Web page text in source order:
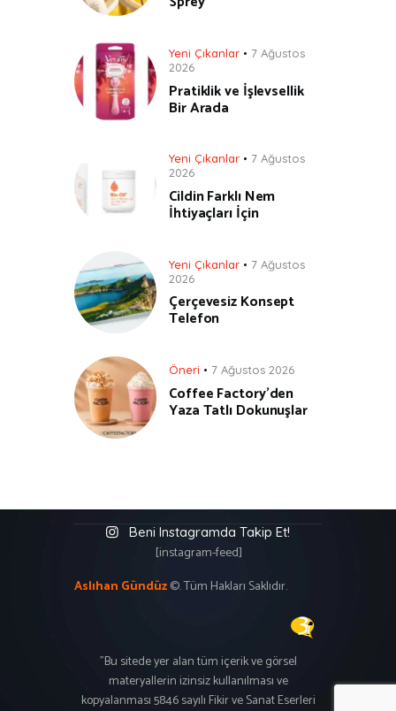
Yeni Çıkanlar
7 Ağustos
2026
Pratiklik ve İşlevsellik
Bir Arada
Yeni Çıkanlar
7 Ağustos
2026
Cildin Farklı Nem
İhtiyaçları İçin
Yeni Çıkanlar
7 Ağustos
2026
Çerçevesiz Konsept
Telefon
Öneri 7 Ağustos 2026
Coffee Factory’den
Yaza Tatlı Dokunuşlar
Beni Instagramda Takip Et!
[instagram-feed]
Aslıhan Gündüz©. Tüm Hakları Saklıdır.
"Bu sitede yer alan tüm içerik ve görsel
materyallerin izinsiz kullanılması ve
kopyalanması 5846 sayılı Fikir ve Sanat Eserleri